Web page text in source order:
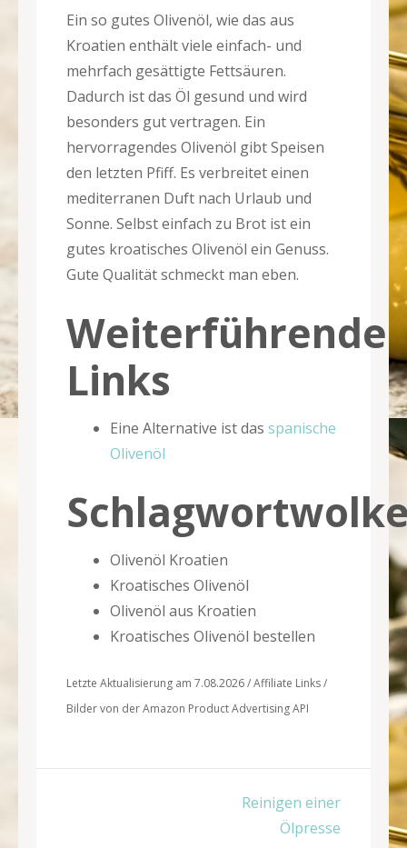
Ein so gutes Olivenöl, wie das aus
Kroatien enthält viele einfach- und
mehrfach gesättigte Fettsäuren.
Dadurch ist das Öl gesund und wird
besonders gut vertragen. Ein
hervorragendes Olivenöl gibt Speisen
den letzten Pfiff. Es verbreitet einen
mediterranen Duft nach Urlaub und
Sonne. Selbst einfach zu Brot ist ein
gutes kroatisches Olivenöl ein Genuss.
Gute Qualität schmeckt man eben.
Weiterführende
Links
Eine Alternative ist das spanische
Olivenöl
Olivenöl Kroatien
Kroatisches Olivenöl
Olivenöl aus Kroatien
Kroatisches Olivenöl bestellen
Letzte Aktualisierung am 7.08.2026 / Affiliate Links /
Bilder von der Amazon Product Advertising API
BeitragsnavigationReinigen einer
Ölpresse